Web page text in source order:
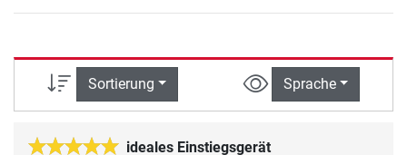
Sortierung Sprache
ideales Einstiegsgerät